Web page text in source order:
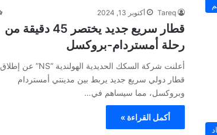
Tareq أكتوبر 13, 2024
قطار سريع جديد يختصر 45 دقيقة من
رحلة أمستردام-بروكسل
أعلنت شركة السكك الحديدية الهولندية “NS” عن إطلاق
قطار دولي سريع جديد يربط بين مدينتي أمستردام
وبروكسل، مما سيساهم في…
أكمل القراءة »